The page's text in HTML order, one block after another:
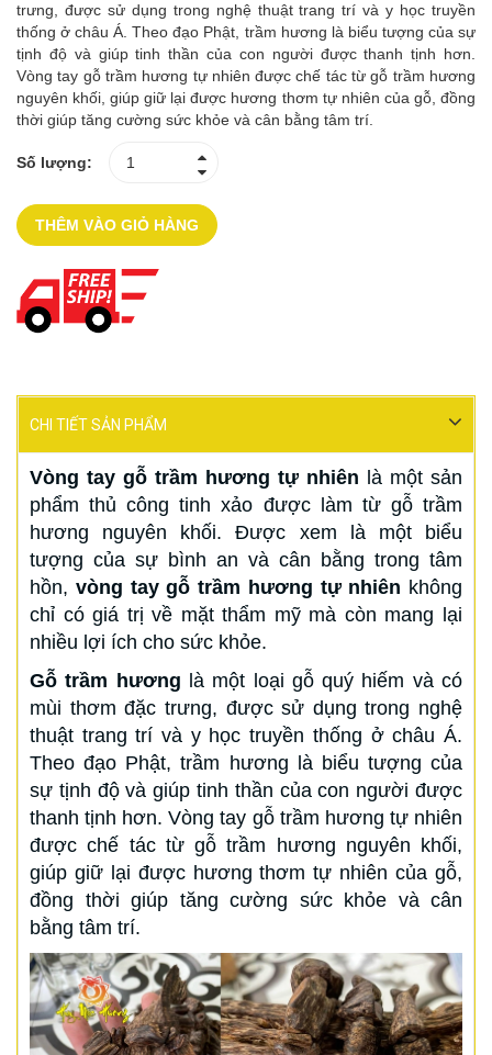
trưng, được sử dụng trong nghệ thuật trang trí và y học truyền
thống ở châu Á. Theo đạo Phật, trầm hương là biểu tượng của sự
tịnh độ và giúp tinh thần của con người được thanh tịnh hơn.
Vòng tay gỗ trầm hương tự nhiên được chế tác từ gỗ trầm hương
nguyên khối, giúp giữ lại được hương thơm tự nhiên của gỗ, đồng
thời giúp tăng cường sức khỏe và cân bằng tâm trí.
Số lượng:
THÊM VÀO GIỎ HÀNG
CHI TIẾT SẢN PHẨM
Vòng tay gỗ trầm hương tự nhiên là một sản
phẩm thủ công tinh xảo được làm từ gỗ trầm
hương nguyên khối. Được xem là một biểu
tượng của sự bình an và cân bằng trong tâm
hồn, vòng tay gỗ trầm hương tự nhiên không
chỉ có giá trị về mặt thẩm mỹ mà còn mang lại
nhiều lợi ích cho sức khỏe.
Gỗ trầm hương là một loại gỗ quý hiếm và có
mùi thơm đặc trưng, được sử dụng trong nghệ
thuật trang trí và y học truyền thống ở châu Á.
Theo đạo Phật, trầm hương là biểu tượng của
sự tịnh độ và giúp tinh thần của con người được
thanh tịnh hơn. Vòng tay gỗ trầm hương tự nhiên
được chế tác từ gỗ trầm hương nguyên khối,
giúp giữ lại được hương thơm tự nhiên của gỗ,
đồng thời giúp tăng cường sức khỏe và cân
bằng tâm trí.